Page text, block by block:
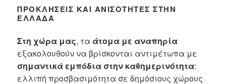
ΠΡΟΚΛΉΣΕΙΣ ΚΑΙ ΑΝΙΣΌΤΗΤΕΣ ΣΤΗΝ
ΕΛΛΆΔΑ
Στη χώρα μας, τα άτομα με αναπηρία
εξακολουθούν να βρίσκονται αντιμέτωπα με
σημαντικά εμπόδια στην καθημερινότητα:
ελλιπή προσβασιμότητα σε δημόσιους χώρους